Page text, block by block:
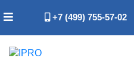
+7 (499) 755-57-02